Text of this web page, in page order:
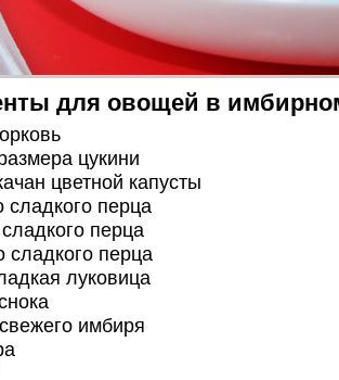
для овощей в
цукини
цветной капусты
сладкого перца
перца
сладкого перца
луковица
имбиря